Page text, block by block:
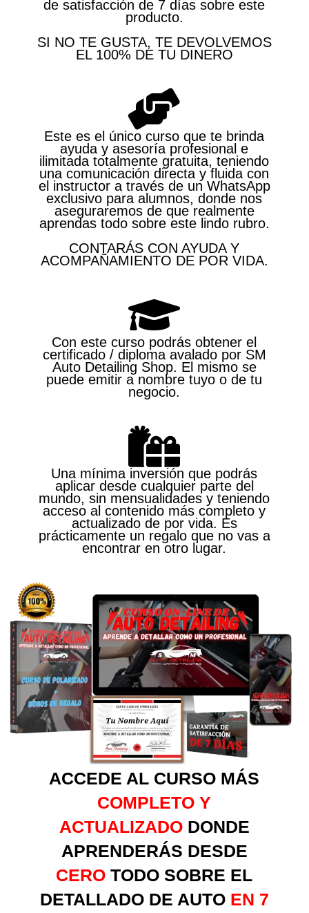
de satisfacción de 7 días sobre este
producto.
SI NO TE GUSTA, TE DEVOLVEMOS
EL 100% DE TU DINERO
Este es el único curso que te brinda
ayuda y asesoría profesional e
ilimitada totalmente gratuita, teniendo
una comunicación directa y fluida con
el instructor a través de un WhatsApp
exclusivo para alumnos, donde nos
aseguraremos de que realmente
aprendas todo sobre este lindo rubro.
CONTARÁS CON AYUDA Y
ACOMPAÑAMIENTO DE POR VIDA.
Con este curso podrás obtener el
certificado / diploma avalado por SM
Auto Detailing Shop. El mismo se
puede emitir a nombre tuyo o de tu
negocio.
Una mínima inversión que podrás
aplicar desde cualquier parte del
mundo, sin mensualidades y teniendo
acceso al contenido más completo y
actualizado de por vida. Es
prácticamente un regalo que no vas a
encontrar en otro lugar.
ACCEDE AL CURSO MÁS
COMPLETO Y
ACTUALIZADODONDE
APRENDERÁS DESDE
CERO TODO SOBRE EL
DETALLADO DE AUTO EN 7